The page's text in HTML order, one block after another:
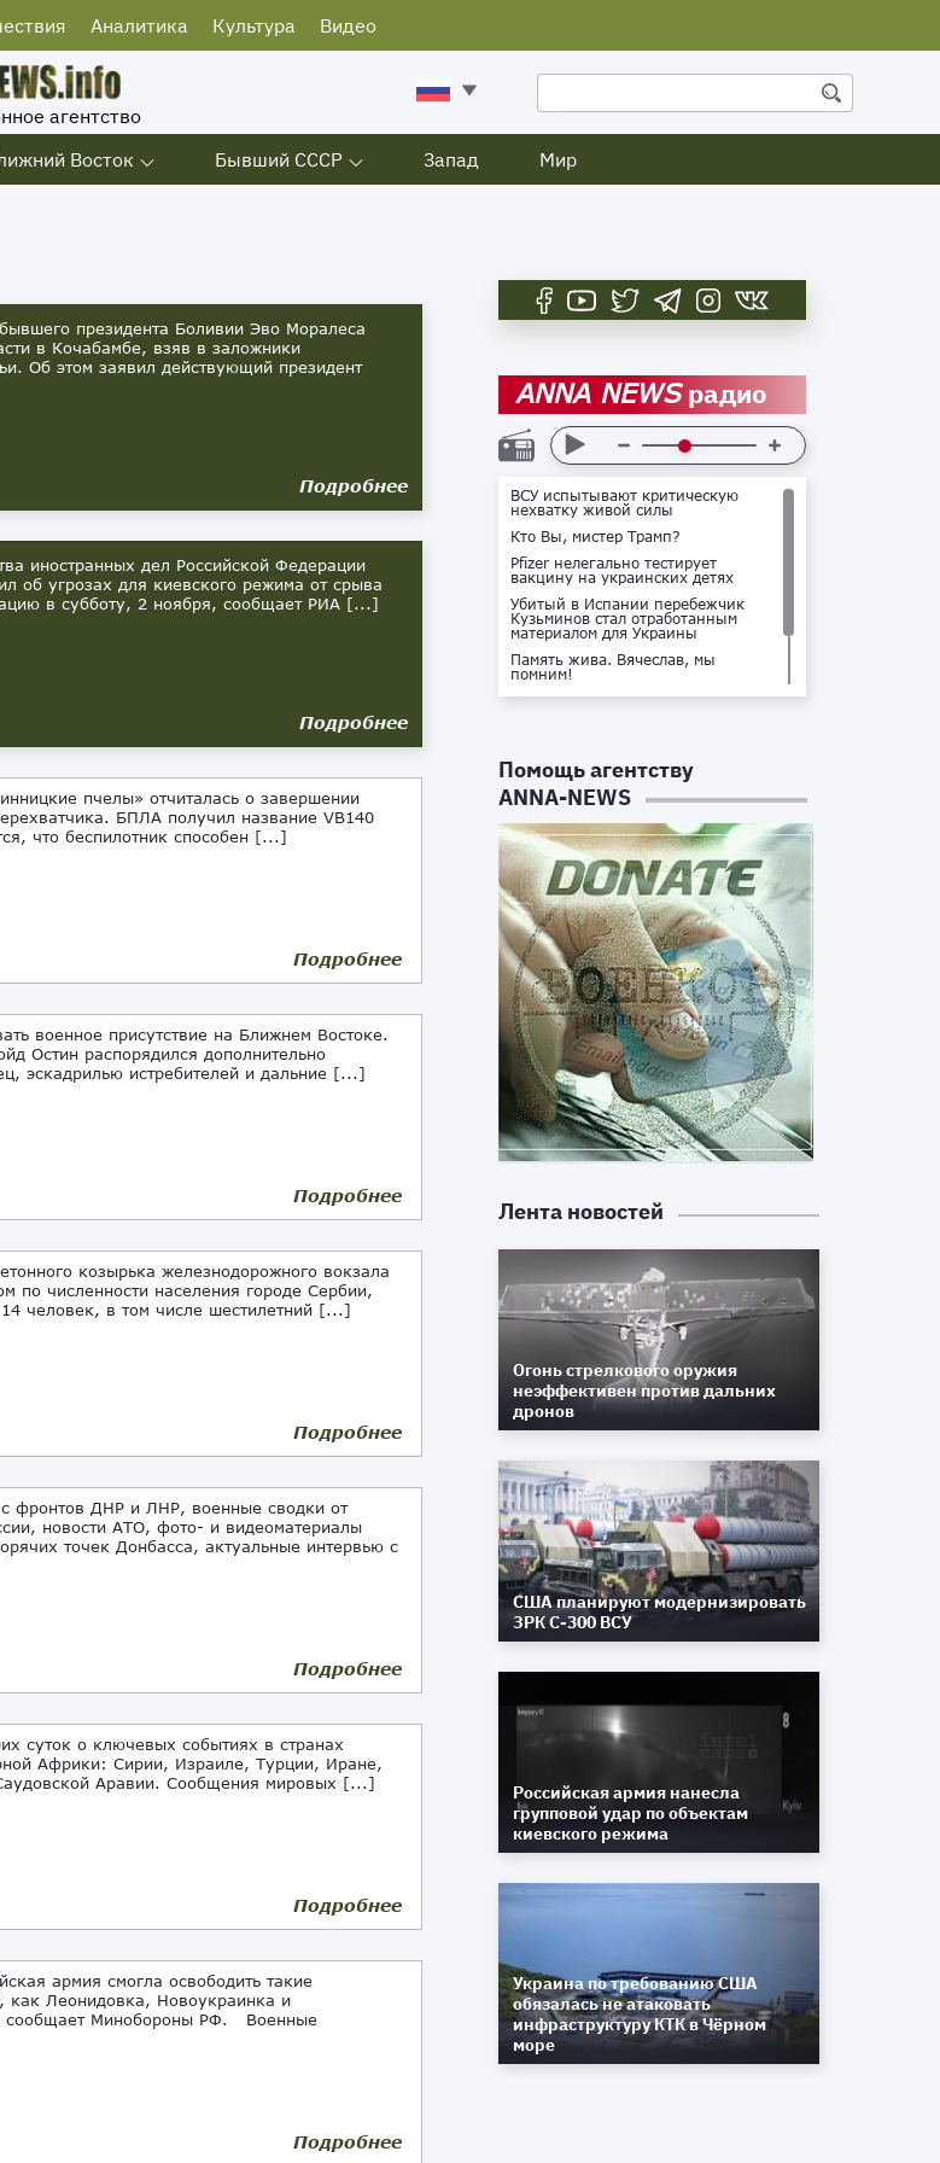
Аналитика Культура Видео
агентство
Восток Бывший СССР Запад Мир
президента Боливии Эво Моралеса
в Кочабамбе, взяв в заложники
Об этом заявил действующий президент
Подробнее
иностранных дел Российской Федерации
об угрозах для киевского режима от срыва
в субботу, 2 ноября, сообщает РИА [...]
Подробнее
пчелы» отчиталась о завершении
БПЛА получил название VB140
что беспилотник способен [...]
Подробнее
военное присутствие на Ближнем Востоке.
Остин распорядился дополнительно
эскадрилью истребителей и дальние [...]
Подробнее
козырька железнодорожного вокзала
по численности населения городе Сербии,
человек, в том числе шестилетний [...]
Подробнее
фронтов ДНР и ЛНР, военные сводки от
новости АТО, фото- и видеоматериалы
точек Донбасса, актуальные интервью с
Подробнее
суток о ключевых событиях в странах
Африки: Сирии, Израиле, Турции, Иране,
Аравии. Сообщения мировых [...]
Подробнее
армия смогла освободить такие
как Леонидовка, Новоукраинка и
сообщает Минобороны РФ. Военные
Подробнее
ANNA NEWSрадио
ВСУ испытывают критическую
нехватку живой силы
Кто Вы, мистер Трамп?
Pfizer нелегально тестирует
вакцину на украинских детях
Убитый в Испании перебежчик
Кузьминов стал отработанным
материалом для Украины
Память жива. Вячеслав, мы
помним!
Не доставайся ты никому!
Помощь агентству
ANNA-NEWS
Лента новостей
Огонь стрелкового оружия
неэффективен против дальних
дронов
США планируют модернизировать
ЗРК С-300 ВСУ
Российская армия нанесла
групповой удар по объектам
киевского режима
Украина по требованию США
обязалась не атаковать
инфраструктуру КТК в Чёрном
море